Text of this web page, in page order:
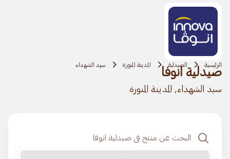
الرئيسية الصيدلية المدينة المنورة سيد الشهداء
صيدلية انوفا
سيد الشهداء, المدينة المنورة